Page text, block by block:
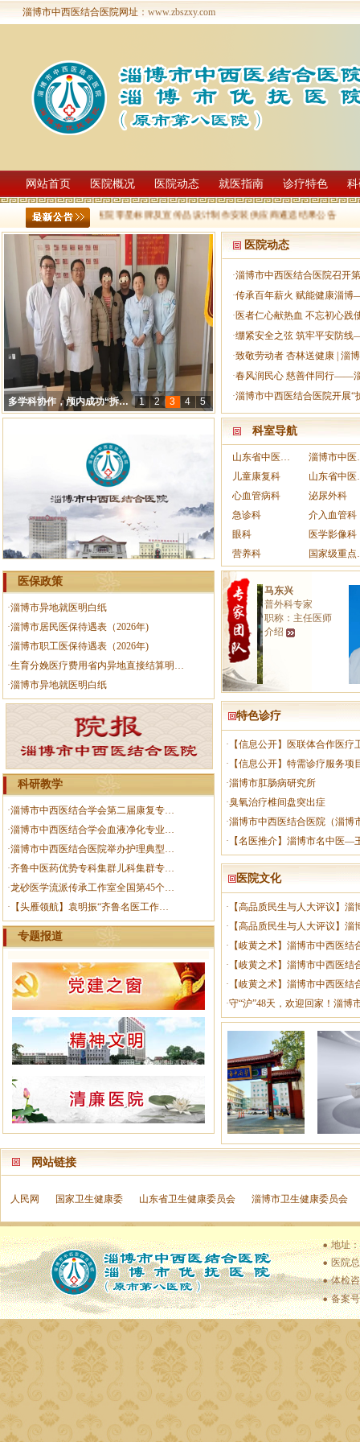
淄博市中西医结合医院网址 ：www.zbszxy.com
网站首页 医院概况 医院动态 就医指南 诊疗特色
淄博市中西医结合医院零星标牌及宣传品设计制作安装供应商遴选结果公告
多学科协作，颅内成功“拆弹”创生命奇迹 ！ 1 2 3 4 5
医院动态
·淄博市中西医结合医院召开
·传承百年薪火 赋能健康淄
· 医者仁心献热血 不忘初心
·绷紧安全之弦 筑牢平安防
·致敬劳动者 杏林送健康 | 淄
·春风润民心 慈善伴同行——
·淄博市中西医结合医院开展
科室导航
山东省中医药重点专科——针灸科
淄博
儿童康复科
山东
心血管病科
泌尿外科
急诊科
介入血管科
眼科
医学影像科
营养科
国家级重
医保政策
·淄博市异地就医明白纸
·淄博市居民医保待遇表（2026年)
·淄博市职工医保待遇表（2026年)
·生育分娩医疗费用省内异地直接结算明…
·淄博市异地就医明白纸
科研教学
·淄博市中西医结合学会第二届康复专…
·淄博市中西医结合学会血液净化专业…
·淄博市中西医结合医院举办护理典型…
·齐鲁中医药优势专科集群儿科集群专…
·龙砂医学流派传承工作室全国第45个…
· 【头雁领航】袁明振“齐鲁名医工作…
专题报道
于慧杰
中医博士
师
介绍
马东兴
普外科专家
职称：主任医师
介绍
特色诊疗
· 【信息公开】医联体合作医疗
· 【信息公开】特需诊疗服务项
·淄博市肛肠病研究所
·臭氧治疗椎间盘突出症
·淄博市中西医结合医院（淄
· 【名医推介】淄博市名中医—
医院文化
· 【高品质民生与人大评议】
· 【高品质民生与人大评议】
· 【岐黄之术】淄博市中西医
· 【岐黄之术】淄博市中西医
· 【岐黄之术】淄博市中西医
·守“沪”48天，欢迎回家！淄
网站链接
人民网 国家卫生健康委 山东省卫生健康委员会 淄博市卫生健康委员会
地址
医院
体检
备案